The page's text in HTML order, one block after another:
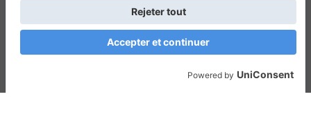
Retour en haut
Depuis 2010 - Un magazine duGroupe CPPRESSE